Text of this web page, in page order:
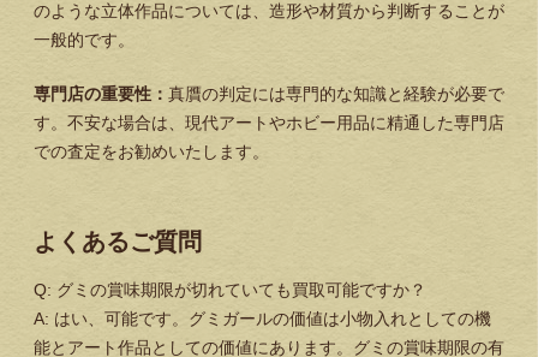
のような立体作品については、造形や材質から判断することが
一般的です。
専門店の重要性： 真贋の判定には専門的な知識と経験が必要で
す。不安な場合は、現代アートやホビー用品に精通した専門店
での査定をお勧めいたします。
よくあるご質問
Q: グミの賞味期限が切れていても買取可能ですか？
A: はい、可能です。グミガールの価値は小物入れとしての機
能とアート作品としての価値にあります。グミの賞味期限の有